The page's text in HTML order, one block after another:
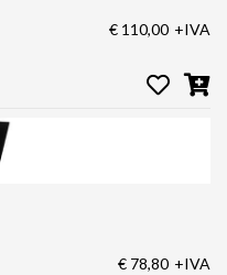
€ 110,00 +IVA
€ 78,80 +IVA